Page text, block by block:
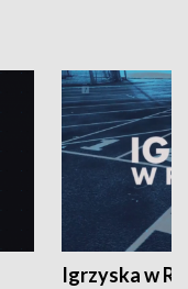
Igrzyska w